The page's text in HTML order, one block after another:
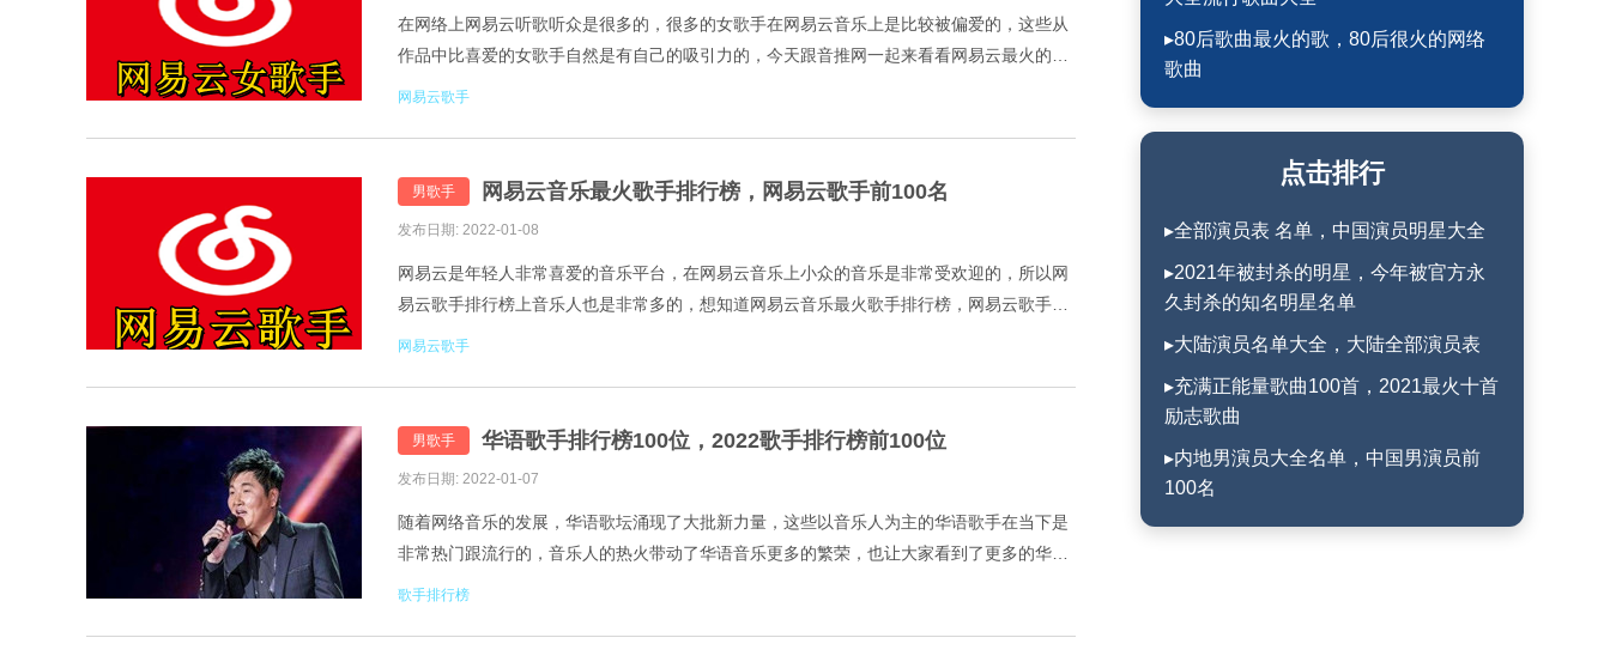
在网络上网易云听歌听众是很多的，很多的女歌手在网易云音乐上是比较被偏爱的，这些从
作品中比喜爱的女歌手自然是有自己的吸引力的，今天跟音推网一起来看看网易云最火的女
歌手，网易云女歌手排行top100。 1.G.E.M.邓紫棋 2.莫文蔚
网易云歌手
男歌手 网易云音乐最火歌手排行榜，网易云歌手前100名
发布日期: 2022-01-08
网易云是年轻人非常喜爱的音乐平台，在网易云音乐上小众的音乐是非常受欢迎的，所以网
易云歌手排行榜上音乐人也是非常多的，想知道网易云音乐最火歌手排行榜，网易云歌手前
100名一起跟音推网来看看。 1.陈奕迅 2.薛之谦 3.林俊杰 4.队
网易云歌手
男歌手 华语歌手排行榜100位，2022歌手排行榜前100位
发布日期: 2022-01-07
随着网络音乐的发展，华语歌坛涌现了大批新力量，这些以音乐人为主的华语歌手在当下是
非常热门跟流行的，音乐人的热火带动了华语音乐更多的繁荣，也让大家看到了更多的华语
歌手，今天根据歌曲试听热度一起来看看华语歌手排行榜100位，2022歌手排行榜前
歌手排行榜
▸80后歌曲最火的歌，80后很火的网络
歌曲
点击排行
▸全部演员表 名单，中国演员明星大全
▸2021年被封杀的明星，今年被官方永
久封杀的知名明星名单
▸大陆演员名单大全，大陆全部演员表
▸充满正能量歌曲100首，2021最火十首
励志歌曲
▸内地男演员大全名单，中国男演员前
100名